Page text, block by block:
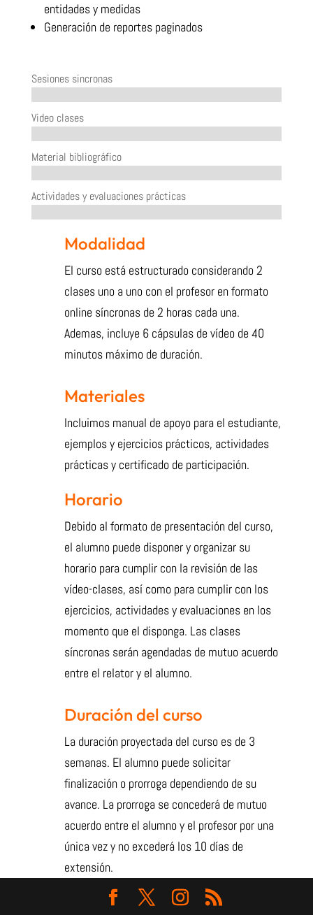
entidades y medidas
Generación de reportes paginados
Sesiones sincronas
Video clases
Material bibliográfico
Actividades y evaluaciones prácticas
Modalidad
El curso está estructurado considerando 2
clases uno a uno con el profesor en formato
online síncronas de 2 horas cada una.
Ademas, incluye 6 cápsulas de vídeo de 40
minutos máximo de duración.
Materiales
Incluimos manual de apoyo para el estudiante,
ejemplos y ejercicios prácticos, actividades
prácticas y certificado de participación.
Horario
Debido al formato de presentación del curso,
el alumno puede disponer y organizar su
horario para cumplir con la revisión de las
vídeo-clases, así como para cumplir con los
ejercicios, actividades y evaluaciones en los
momento que el disponga. Las clases
síncronas serán agendadas de mutuo acuerdo
entre el relator y el alumno.
Duración del curso
La duración proyectada del curso es de 3
semanas. El alumno puede solicitar
finalización o prorroga dependiendo de su
avance. La prorroga se concederá de mutuo
acuerdo entre el alumno y el profesor por una
única vez y no excederá los 10 días de
extensión.